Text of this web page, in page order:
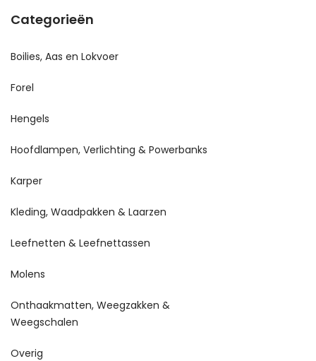
Categorieën
Boilies, Aas en Lokvoer
Forel
Hengels
Hoofdlampen, Verlichting & Powerbanks
Karper
Kleding, Waadpakken & Laarzen
Leefnetten & Leefnettassen
Molens
Onthaakmatten, Weegzakken &
Weegschalen
Overig